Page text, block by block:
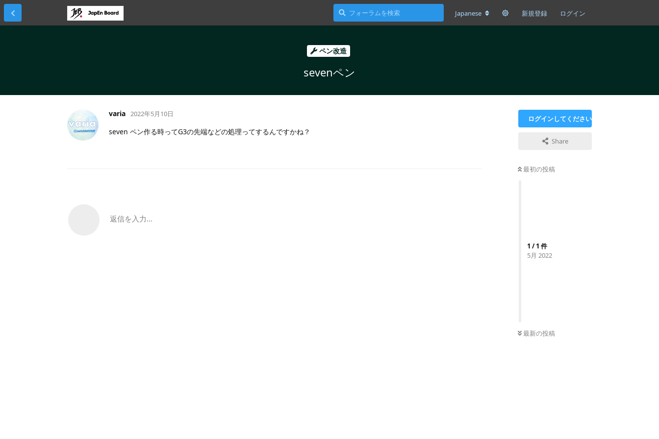
Japanese 新規登録 ログイン
ペン改造
sevenペン
ログインしてください
Share
最初の投稿
1 /1 件
5月 2022
最新の投稿
varia 2022年5月10日
seven ペン作る時ってG3の先端などの処理ってするんですかね？
返信を入力...